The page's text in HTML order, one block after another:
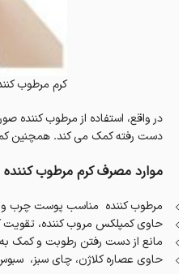
کرم مرطوب
در واقع، استفاده از مرطوب
دست رفته کمک می کند. همچنین
موارد مصرف کرم مرطوب
مرطوب کننده مناسب پوست چرب
حاوی کمپلکس مروب کننده، تقویت
مانع از دست رفتن رطوبت و کمک
حاوی عصاره کلاژن، چای سبز،